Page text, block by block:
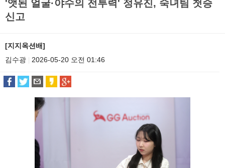
'앳된 얼굴·야수의 전투력' 정유진, 숙녀팀 첫승
신고
[지지옥션배]
김수광
2026-05-20 오전 01:46